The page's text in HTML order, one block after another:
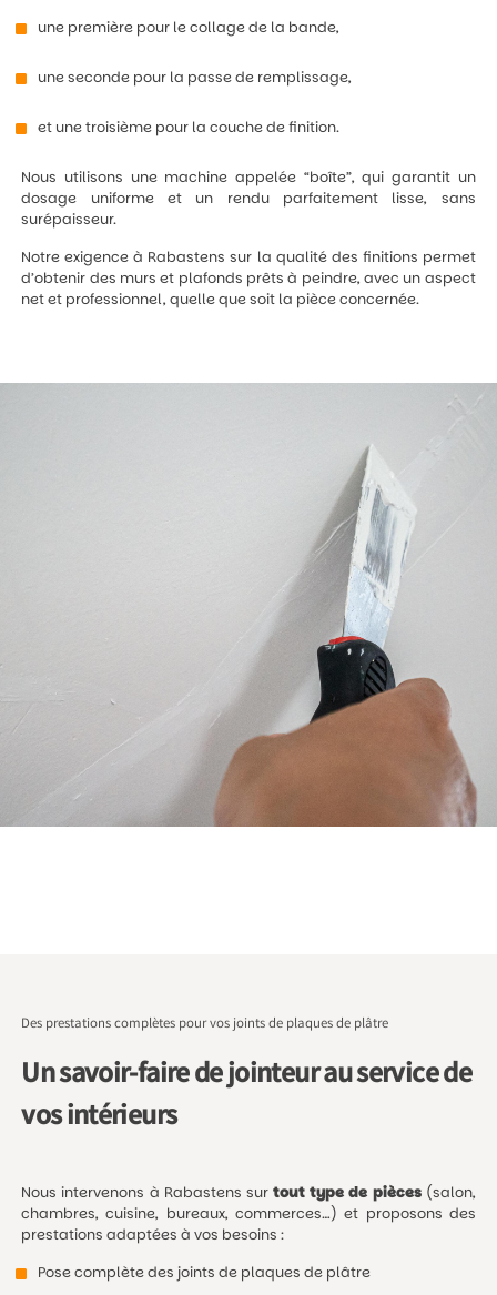
une première pour le collage de la bande,
une seconde pour la passe de remplissage,
et une troisième pour la couche de finition.
Nous utilisons une machine appelée “boîte”, qui garantit un
dosage uniforme et un rendu parfaitement lisse, sans
surépaisseur.
Notre exigence à Rabastens sur la qualité des finitions permet
d’obtenir des murs et plafonds prêts à peindre, avec un aspect
net et professionnel, quelle que soit la pièce concernée.
Des prestations complètes pour vos joints de plaques de plâtre
Un savoir-faire de jointeur au service de
vos intérieurs
Nous intervenons à Rabastens surtout type de pièces(salon,
chambres, cuisine, bureaux, commerces…) et proposons des
prestations adaptées à vos besoins :
Pose complète des joints de plaques de plâtre